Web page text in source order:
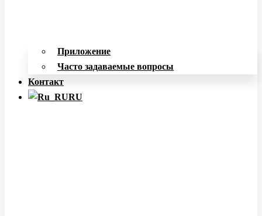
Приложение
Часто задаваемые вопросы
Контакт
RU